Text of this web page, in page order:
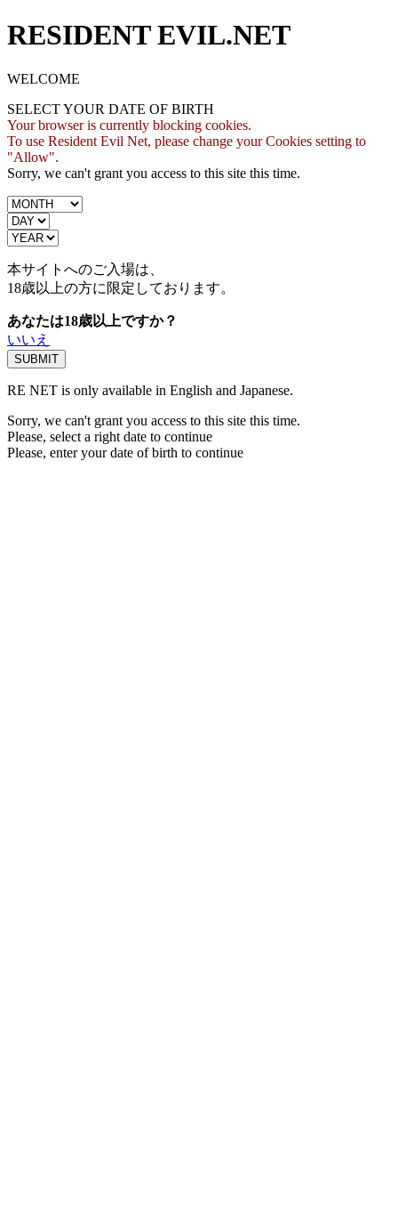
RESIDENT EVIL.NET
WELCOME
SELECT YOUR DATE OF BIRTH
Your browser is currently blocking cookies.
To use Resident Evil Net, please change your Cookies setting to
"Allow".
Sorry, we can't grant you access to this site this time.
本サイトへのご入場は、
18歳以上の方に限定しております。
あなたは18歳以上ですか？
いいえ
RE NET is only available in English and Japanese.
Sorry, we can't grant you access to this site this time.
Please, select a right date to continue
Please, enter your date of birth to continue